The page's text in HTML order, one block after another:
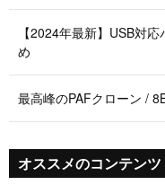
【2024年最新】USB対
め
最高峰のPAFクローン /
オススメのコンテンツ